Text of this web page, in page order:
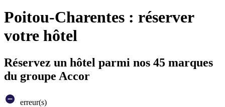
Poitou-Charentes : réserver
votre hôtel
Réservez un hôtel parmi nos 45 marques
du groupe Accor
erreur(s)